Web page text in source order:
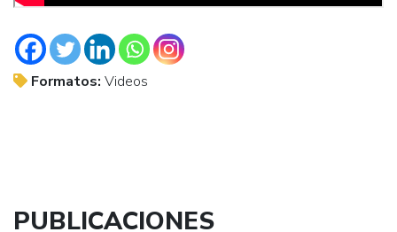
Formatos: Videos
PUBLICACIONES